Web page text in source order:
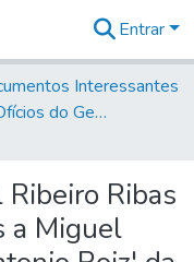
Entrar
Interessantes
Volume 84 - Ofícios do General Martins Lopes de Saldanha (Governador da Capitania): 1782- 1786
Ribas
a Miguel